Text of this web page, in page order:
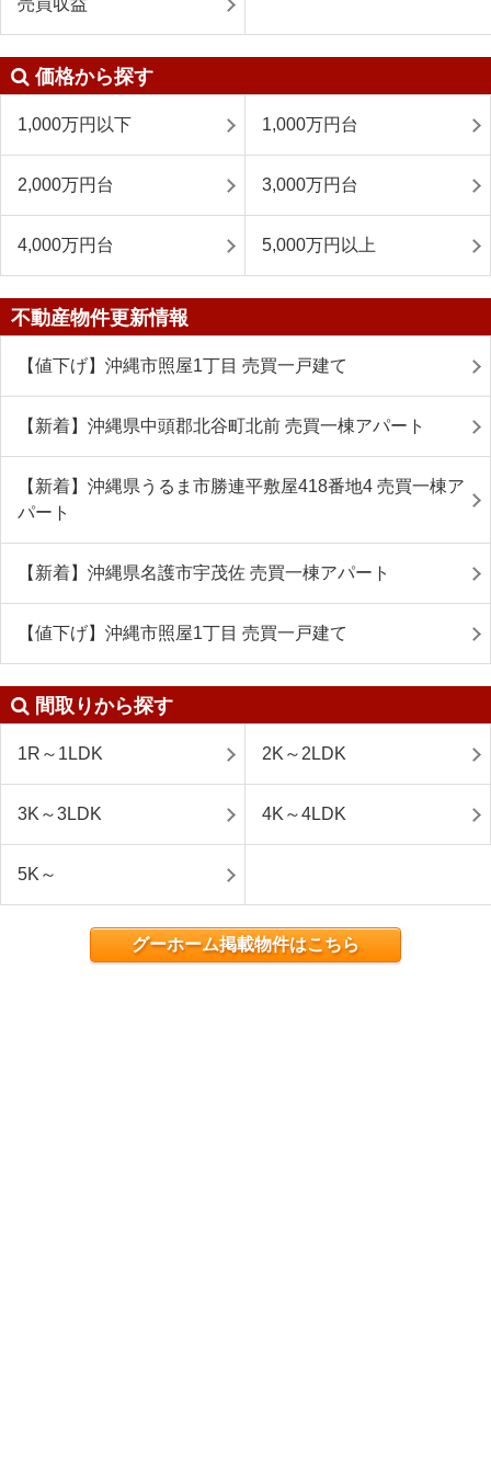
価格から探す
1,000万円以下 1,000万円台
2,000万円台 3,000万円台
4,000万円台 5,000万円以上
不動産物件更新情報
【値下げ】沖縄市照屋1丁目 売買一戸建て
【新着】沖縄県中頭郡北谷町北前 売買一棟アパート
【新着】沖縄県うるま市勝連平敷屋418番地4 売買一棟ア
パート
【新着】沖縄県名護市宇茂佐 売買一棟アパート
【値下げ】沖縄市照屋1丁目 売買一戸建て
間取りから探す
1R～1LDK 2K～2LDK
3K～3LDK 4K～4LDK
5K～
グーホーム掲載物件はこちら